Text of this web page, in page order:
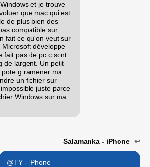
et je trouve
que mac qui est
de plus bien des
compatible sur
fait ce qu'on veut sur
Microsoft développe
fait pas de pc c sont
de largent. Un petit
g ramener ma
un fichier sur
juste parce
Windows sur ma
Salamanka - iPhone ↩
@TY - iPhone